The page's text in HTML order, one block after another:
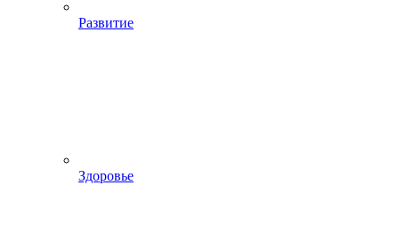
Развитие
Здоровье